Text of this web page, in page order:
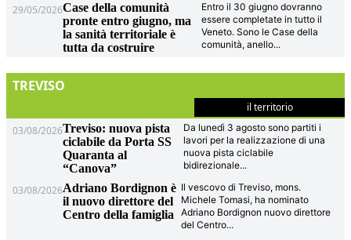
29/05/2026Case della comunità
pronte entro giugno, ma
la sanità territoriale è
tutta da costruire
Entro il 30 giugno dovranno
essere completate in tutto il
Veneto. Sono le Case della
comunità, anello...
TREVISO
il territorio
03/08/2026Treviso: nuova pista
ciclabile da Porta SS
Quaranta al
“Canova”
Da lunedì 3 agosto sono partiti i
lavori per la realizzazione di una
nuova pista ciclabile
bidirezionale...
03/08/2026Adriano Bordignon è
il nuovo direttore del
Centro della famiglia
Il vescovo di Treviso, mons.
Michele Tomasi, ha nominato
Adriano Bordignon nuovo direttore
del Centro...